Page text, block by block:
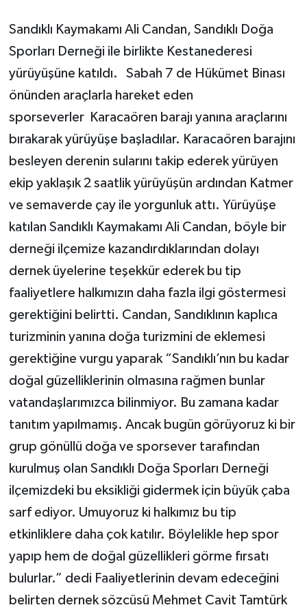
Sandıklı Kaymakamı Ali Candan, Sandıklı Doğa
Sporları Derneği ile birlikte Kestanederesi
yürüyüşüne katıldı. Sabah 7 de Hükümet Binası
önünden araçlarla hareket eden
sporseverler Karacaören barajı yanına araçlarını
bırakarak yürüyüşe başladılar. Karacaören barajını
besleyen derenin sularını takip ederek yürüyen
ekip yaklaşık 2 saatlik yürüyüşün ardından Katmer
ve semaverde çay ile yorgunluk attı. Yürüyüşe
katılan Sandıklı Kaymakamı Ali Candan, böyle bir
derneği ilçemize kazandırdıklarından dolayı
dernek üyelerine teşekkür ederek bu tip
faaliyetlere halkımızın daha fazla ilgi göstermesi
gerektiğini belirtti. Candan, Sandıklının kaplıca
turizminin yanına doğa turizmini de eklemesi
gerektiğine vurgu yaparak “Sandıklı’nın bu kadar
doğal güzelliklerinin olmasına rağmen bunlar
vatandaşlarımızca bilinmiyor. Bu zamana kadar
tanıtım yapılmamış. Ancak bugün görüyoruz ki bir
grup gönüllü doğa ve sporsever tarafından
kurulmuş olan Sandıklı Doğa Sporları Derneği
ilçemizdeki bu eksikliği gidermek için büyük çaba
sarf ediyor. Umuyoruz ki halkımız bu tip
etkinliklere daha çok katılır. Böylelikle hep spor
yapıp hem de doğal güzellikleri görme fırsatı
bulurlar.” dedi Faaliyetlerinin devam edeceğini
belirten dernek sözcüsü Mehmet Cavit Tamtürk